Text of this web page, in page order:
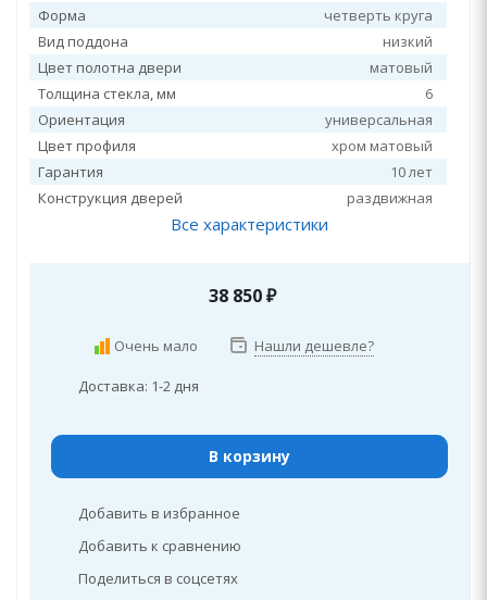
Форма
четверть круга
Вид поддона
низкий
Цвет полотна двери
матовый
Толщина стекла, мм
6
Ориентация
универсальная
Цвет профиля
хром матовый
Гарантия
10 лет
Конструкция дверей
раздвижная
Все характеристики
38 850₽
Очень мало Нашли дешевле?
Доставка: 1-2 дня
В корзину
Добавить в избранное
Добавить к сравнению
Поделиться в соцсетях